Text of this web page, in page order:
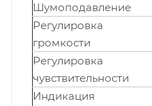
Шумоподавление
Регулировка
громкости
Регулировка
чувствительности
Индикация